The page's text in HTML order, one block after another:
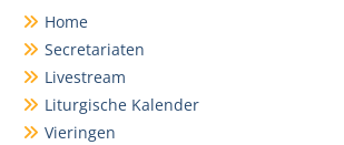
Home
Secretariaten
Livestream
Liturgische Kalender
Vieringen